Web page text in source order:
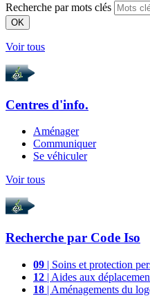
Recherche par mots clés
OK
Voir tous
Centres d'info.
Aménager
Communiquer
Se véhiculer
Voir tous
Recherche par Code Iso
09 | Soins et protection
12 | Aides aux
18 | Aménagements du